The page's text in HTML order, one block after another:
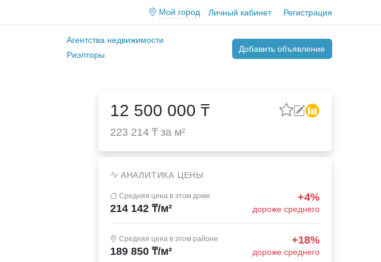
Мой город Личный кабинет Регистрация
Агентства недвижимости
Риэлторы
Добавить объявление
12 500 000 ₸
223 214 ₸ за м²
АНАЛИТИКА ЦЕНЫ
Средняя цена в этом доме
214 142 ₸/м²
+4%
дороже среднего
Средняя цена в этом районе
189 850 ₸/м²
+18%
дороже среднего